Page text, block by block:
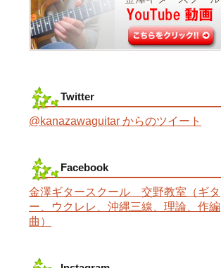
Twitter
@kanazawaguitar からのツイート
Facebook
金澤ギタースクール 交野教室（ギタ
ー、ウクレレ、沖縄三線、理論、作編
曲）